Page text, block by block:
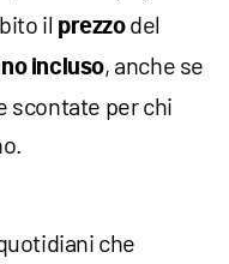
il prezzo del
incluso, anche se
scontate per chi
che